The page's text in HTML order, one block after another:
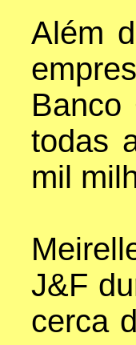
Além
Banco
todas
mil
J&F
cerca